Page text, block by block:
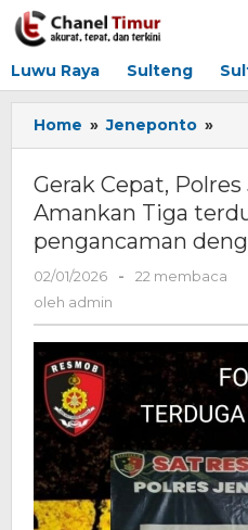
Lewati
ke
Luwu Raya Sulteng
Home » Jeneponto »
Gerak Cepat,
Amankan Tiga
pengancaman
02/01/2026
oleh
-
22 membaca
oleh admin